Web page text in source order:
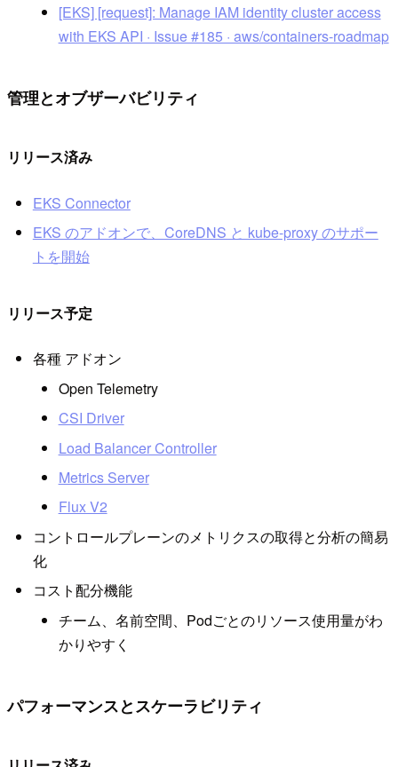
[EKS] [request]: Manage IAM identity cluster access
with EKS API · Issue #185 · aws/containers-roadmap
管理とオブザーバビリティ
リリース済み
EKS Connector
EKS のアドオンで、CoreDNS と kube-proxy のサポー
トを開始
リリース予定
各種 アドオン
Open Telemetry
CSI Driver
Load Balancer Controller
Metrics Server
Flux V2
コントロールプレーンのメトリクスの取得と分析の簡易
化
コスト配分機能
チーム、名前空間、Podごとのリソース使用量がわ
かりやすく
パフォーマンスとスケーラビリティ